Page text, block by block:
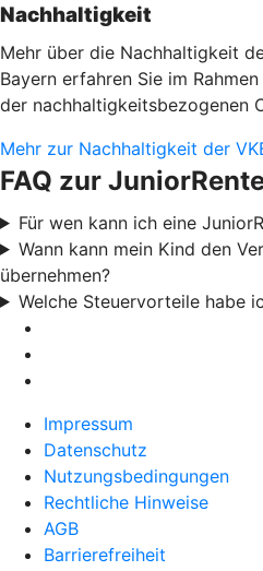
Nachhaltigkeit
Mehr über die Nachhaltigkeit
Bayern erfahren Sie im
der nachhaltigkeitsbezogenen
Mehr zur Nachhaltigkeit der
FAQ zur
Für wen kann ich eine
Wann kann mein Kind den
übernehmen?
Welche Steuervorteile habe
Impressum
Datenschutz
Nutzungsbedingungen
Rechtliche Hinweise
AGB
Barrierefreiheit